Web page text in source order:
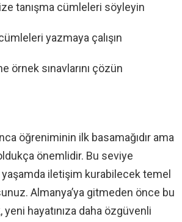
tanışma cümleleri söyleyin
yazmaya çalışın
örnek sınavlarını çözün
öğreniminin ilk basamağıdır ama
önemlidir. Bu seviye
iletişim kurabilecek temel
Almanya’ya gitmeden önce bu
hayatınıza daha özgüvenli